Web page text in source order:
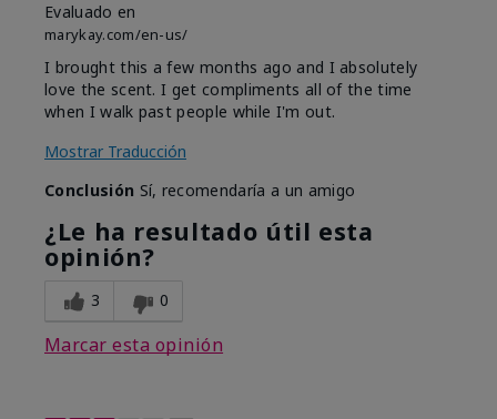
Evaluado en
marykay.com/en-us/
I brought this a few months ago and I absolutely
love the scent. I get compliments all of the time
when I walk past people while I'm out.
Mostrar Traducción
Conclusión Sí, recomendaría a un amigo
¿Le ha resultado útil esta
opinión?
3 0
Marcar esta opinión